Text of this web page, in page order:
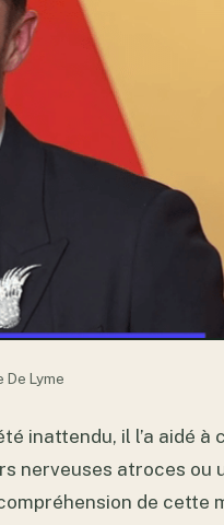
De Lyme
inattendu, il l’a aidé à
nerveuses atroces ou
de cette